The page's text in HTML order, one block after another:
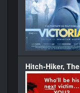
Hitch-Hiker, The